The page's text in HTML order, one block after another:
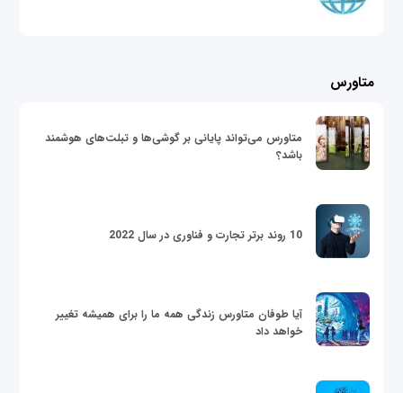
متاورس
متاورس می‌تواند پایانی بر گوشی‌ها و تبلت‌های هوشمند
باشد؟
10 روند برتر تجارت و فناوری در سال 2022
آیا طوفان متاورس زندگی همه ما را برای همیشه تغییر
خواهد داد